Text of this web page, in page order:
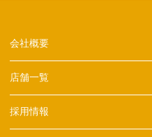
会社概要
店舗一覧
採用情報